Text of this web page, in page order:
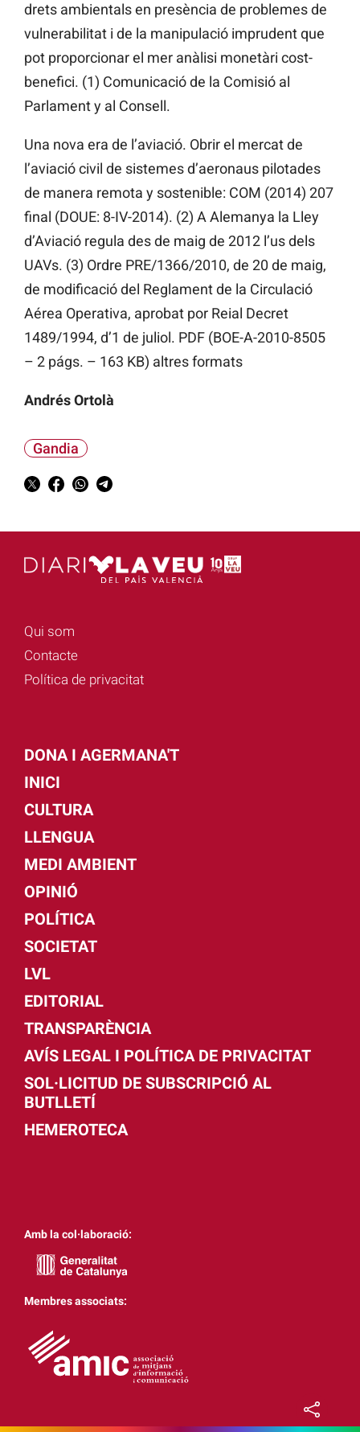
drets ambientals en presència de problemes de
vulnerabilitat i de la manipulació imprudent que
pot proporcionar el mer anàlisi monetàri cost-
benefici. (1) Comunicació de la Comisió al
Parlament y al Consell.
Una nova era de l’aviació. Obrir el mercat de
l’aviació civil de sistemes d’aeronaus pilotades
de manera remota y sostenible: COM (2014) 207
final (DOUE: 8-IV-2014). (2) A Alemanya la Lley
d’Aviació regula des de maig de 2012 l’us dels
UAVs. (3) Ordre PRE/1366/2010, de 20 de maig,
de modificació del Reglament de la Circulació
Aérea Operativa, aprobat por Reial Decret
1489/1994, d’1 de juliol. PDF (BOE-A-2010-8505
– 2 págs. – 163 KB) altres formats
Andrés Ortolà
Gandia
Qui som
Contacte
Política de privacitat
DONA I AGERMANA'T
INICI
CULTURA
LLENGUA
MEDI AMBIENT
OPINIÓ
POLÍTICA
SOCIETAT
LVL
EDITORIAL
TRANSPARÈNCIA
AVÍS LEGAL I POLÍTICA DE PRIVACITAT
SOL·LICITUD DE SUBSCRIPCIÓ AL
BUTLLETÍ
HEMEROTECA
Amb la col·laboració:
Membres associats: